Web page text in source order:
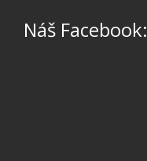
Náš Facebook: